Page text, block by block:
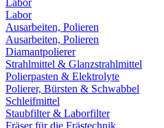
Labor
Labor
Ausarbeiten, Polieren
Ausarbeiten, Polieren
Diamantpolierer
Strahlmittel & Glanzstrahlmittel
Polierpasten & Elektrolyte
Polierer, Bürsten & Schwabbel
Schleifmittel
Staubfilter & Laborfilter
Fräser für die Frästechnik